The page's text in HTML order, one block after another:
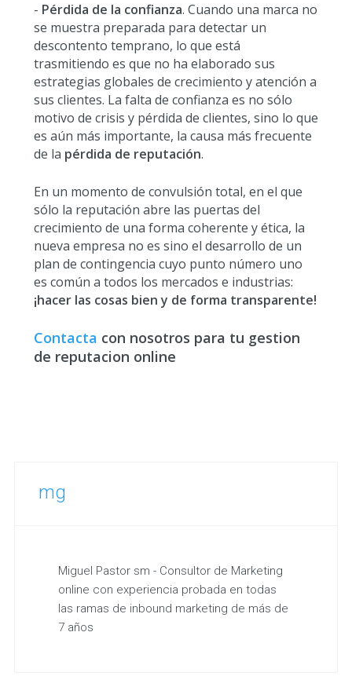
- Pérdida de la confianza. Cuando una marca no
se muestra preparada para detectar un
descontento temprano, lo que está
trasmitiendo es que no ha elaborado sus
estrategias globales de crecimiento y atención a
sus clientes. La falta de confianza es no sólo
motivo de crisis y pérdida de clientes, sino lo que
es aún más importante, la causa más frecuente
de la pérdida de reputación.
En un momento de convulsión total, en el que
sólo la reputación abre las puertas del
crecimiento de una forma coherente y ética, la
nueva empresa no es sino el desarrollo de un
plan de contingencia cuyo punto número uno
es común a todos los mercados e industrias:
¡hacer las cosas bien y de forma transparente!
Contacta con nosotros para tu gestion
de reputacion online
mg
Miguel Pastor sm - Consultor de Marketing
online con experiencia probada en todas
las ramas de inbound marketing de más de
7 años